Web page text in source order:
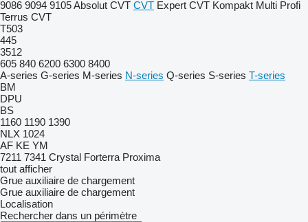
9086 9094 9105Absolut CVT CVT Expert CVT Kompakt Multi Profi
Terrus CVT
T503
445
3512
605 840 6200 6300 8400
A-series G-series M-series N-series Q-series S-series T-series
BM
DPU
BS
1160 1190 1390
NLX 1024
AF KE YM
7211 7341 Crystal Forterra Proxima
tout afficher
Grue auxiliaire de chargement
Grue auxiliaire de chargement
Localisation
Rechercher dans un périmètre